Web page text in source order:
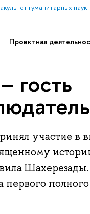
гуманитарных наук
Проектная
гость
участие в